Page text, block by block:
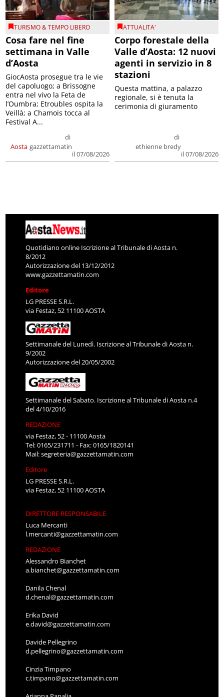
TURISMO & TEMPO LIBERO
Cosa fare nel fine
settimana in Valle
d’Aosta
Aosta
di
gazzettamatin
il 07/08/2026
GiocAosta prosegue tra le vie
del capoluogo; a Brissogne
entra nel vivo la Feta de
l’Oumbra; Etroubles ospita la
Veillà; a Chamois tocca al
Festival A...
ATTUALITA'
Corpo forestale della
Valle d’Aosta: 12 nuovi
agenti in servizio in 8
stazioni
di
ethienne bredy
il 07/08/2026
Questa mattina, a palazzo
regionale, si è tenuta la
cerimonia di giuramento
Quotidiano online Iscrizione al Tribunale di Aosta n.
8/2012
Autorizzazione del 13/12/2012
www.gazzettamatin.com
Editore
LG PRESSE S.R.L.
via Festaz, 52 11100 AOSTA
Settimanale del Lunedì. Iscrizione al Tribunale di Aosta n.
9/2002
Autorizzazione del 20/05/2002
Settimanale del Sabato. Iscrizione al Tribunale di Aosta n.4
del 4/10/2016
REDAZIONE
via Festaz, 52 - 11100 Aosta
Tel: 0165/231711 - Fax: 0165/1820141
Mail:segreteria@gazzettamatin.com
Editore
LG PRESSE S.R.L.
via Festaz, 52 11100 AOSTA
DIRETTORE RESPONSABILE
Luca Mercanti
l.mercanti@gazzettamatin.com
REDAZIONE
Alessandro Bianchet
a.bianchet@gazzettamatin.com
Danila Chenal
d.chenal@gazzettamatin.com
Erika David
e.david@gazzettamatin.com
Davide Pellegrino
d.pellegrino@gazzettamatin.com
Cinzia Timpano
c.timpano@gazzettamatin.com